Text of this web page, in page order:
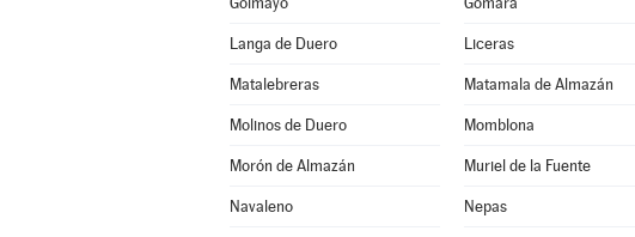
Langa de Duero Liceras
Matalebreras Matamala de Almazán
Molinos de Duero Momblona
Morón de Almazán Muriel de la Fuente
Navaleno Nepas